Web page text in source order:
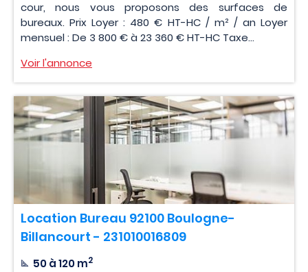
cour, nous vous proposons des surfaces de
bureaux. Prix Loyer : 480 € HT-HC / m² / an Loyer
mensuel : De 3 800 € à 23 360 € HT-HC Taxe...
Voir l'annonce
Location Bureau 92100 Boulogne-
Billancourt - 231010016809
50 à 120 m2